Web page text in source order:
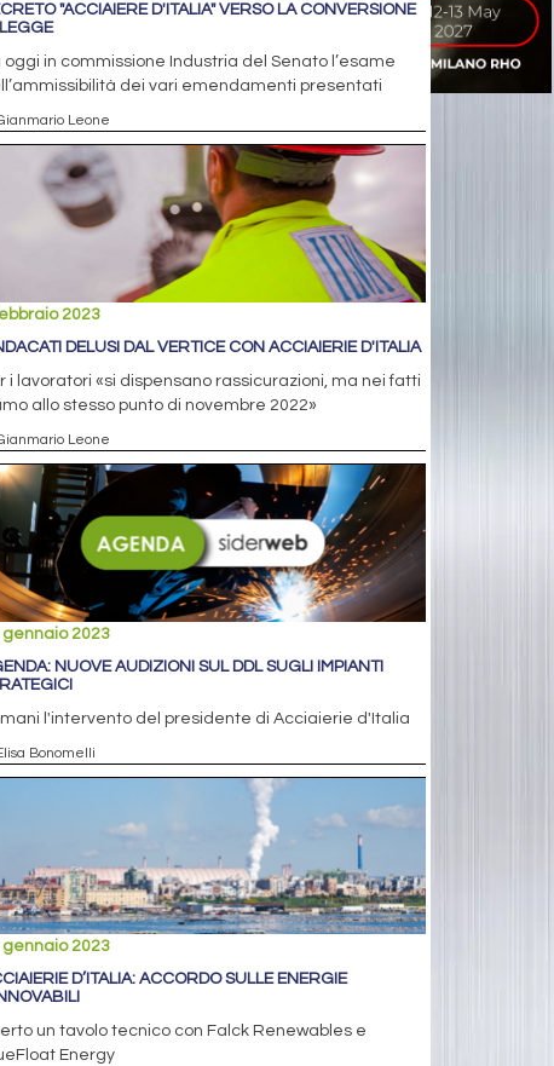
"ACCIAIERE D'ITALIA" VERSO LA CONVERSIONE
LEGGE
oggi in commissione Industria del Senato l’esame
dei vari emendamenti presentati
Leone
2023
DELUSI DAL VERTICE CON ACCIAIERIE D'ITALIA
i lavoratori «si dispensano rassicurazioni, ma nei fatti
allo stesso punto di novembre 2022»
Leone
gennaio 2023
NUOVE AUDIZIONI SUL DDL SUGLI IMPIANTI
l'intervento del presidente di Acciaierie d'Italia
Bonomelli
gennaio 2023
D’ITALIA: ACCORDO SULLE ENERGIE
un tavolo tecnico con Falck Renewables e
Energy